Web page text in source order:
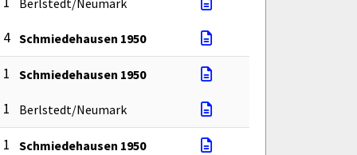
4 Schmiedehausen 1950
Schmiedehausen 1950
Berlstedt/Neumark
Schmiedehausen 1950